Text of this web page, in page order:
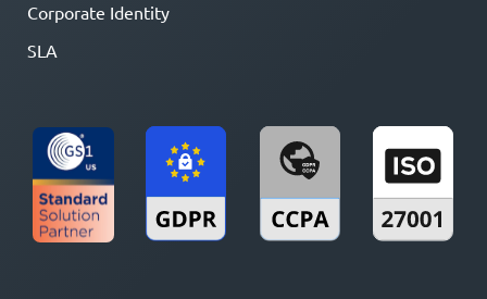
Corporate Identity
SLA